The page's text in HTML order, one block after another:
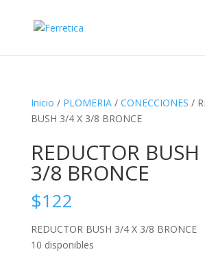
Inicio / PLOMERIA/ CONECCIONES /
BUSH 3/4 X 3/8 BRONCE
REDUCTOR
3/8 BRONCE
$122
REDUCTOR BUSH 3/4 X 3/8 BRONCE
10 disponibles